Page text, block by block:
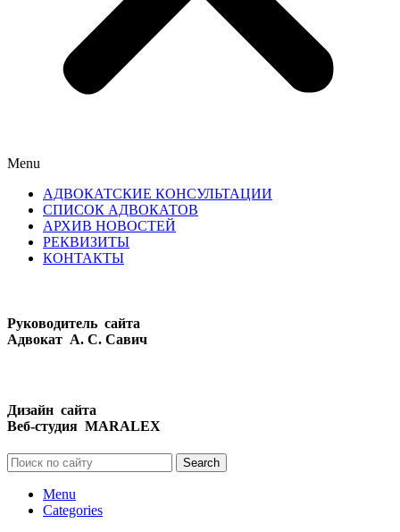
Menu
АДВОКАТСКИЕ КОНСУЛЬТАЦИИ
СПИСОК АДВОКАТОВ
АРХИВ НОВОСТЕЙ
РЕКВИЗИТЫ
КОНТАКТЫ
Руководитель сайта
Адвокат А. С. Савич
Дизайн сайта
Веб-студия MARALEX
Search
Menu
Categories